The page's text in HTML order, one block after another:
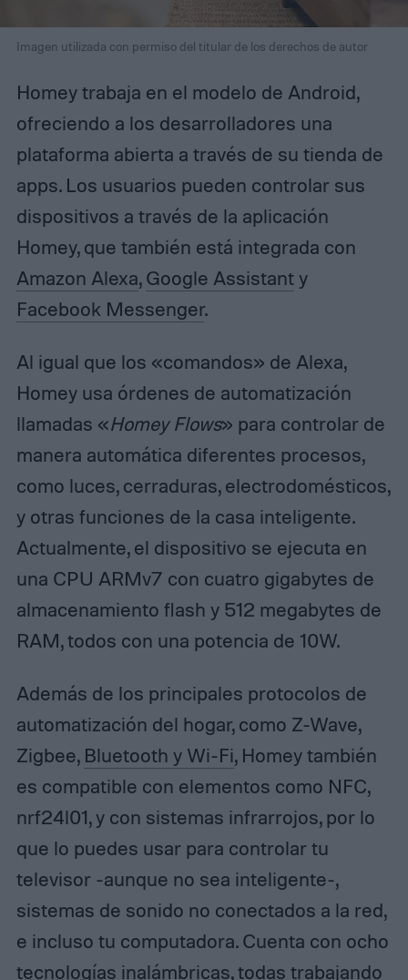
Imagen utilizada con permiso del titular de los derechos de autor
Homey trabaja en el modelo de Android,
ofreciendo a los desarrolladores una
plataforma abierta a través de su tienda de
apps. Los usuarios pueden controlar sus
dispositivos a través de la aplicación
Homey, que también está integrada con
Amazon Alexa,Google Assistanty
Facebook Messenger.
Al igual que los «comandos» de Alexa,
Homey usa órdenes de automatización
llamadas «Homey Flows» para controlar de
manera automática diferentes procesos,
como luces, cerraduras, electrodomésticos,
y otras funciones de la casa inteligente.
Actualmente, el dispositivo se ejecuta en
una CPU ARMv7 con cuatro gigabytes de
almacenamiento flash y 512 megabytes de
RAM, todos con una potencia de 10W.
Además de los principales protocolos de
automatización del hogar, como Z-Wave,
Zigbee, Bluetooth y Wi-Fi, Homey también
es compatible con elementos como NFC,
nrf24l01, y con sistemas infrarrojos, por lo
que lo puedes usar para controlar tu
televisor -aunque no sea inteligente-,
sistemas de sonido no conectados a la red,
e incluso tu computadora. Cuenta con ocho
tecnologías inalámbricas, todas trabajando